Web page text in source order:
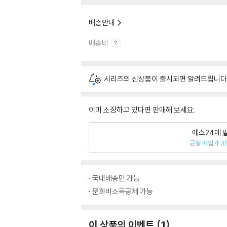
배송안내
배송비
시리즈의 신상품이 출시되면 알려드립니
이미 소장하고 있다면 판매해 보세요.
예스24에
균일 매입가
국내배송만 가능
문화비소득공제 가능